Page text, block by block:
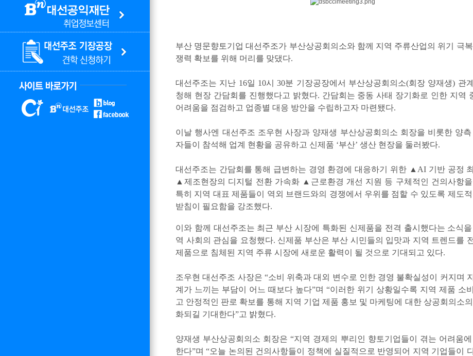
부산 명문향토기업 대선주조가 부산상공회의소와 함께 지역 주류산업의 위기 극
쟁력 확보를 위해 머리를 맞댔다.
대선주조는 지난 16일 10시 30분 기장공장에서 부산상공회의소(회장 양재생) 관
청해 현장 간담회를 진행했다고 밝혔다. 간담회는 중동 사태 장기화로 인한 지역
어려움을 점검하고 업종별 대응 방안을 수립하고자 마련됐다.
이날 행사엔 대선주조 조우현 사장과 양재생 부산상공회의소 회장을 비롯한 양측
자들이 참석해 업계 현황을 공유하고 신제품 ‘부산’ 생산 현장을 둘러봤다.
대선주조는 간담회를 통해 급변하는 경영 환경에 대응하기 위한 ▲AI 기반 공정
▲제조현장의 디지털 전환 가속화 ▲근로환경 개선 지원 등 구체적인 건의사항
특히 지역 대표 제품들이 역외 브랜드와의 경쟁에서 우위를 점할 수 있도록 제도적
받침이 필요함을 강조했다.
이와 함께 대선주조는 최근 부산 시장에 특화된 신제품을 전격 출시했다는 소식을
역 사회의 관심을 요청했다. 신제품 부산은 부산 시민들의 입맛과 지역 트렌드를
제품으로 침체된 지역 주류 시장에 새로운 활력이 될 것으로 기대되고 있다.
조우현 대선주조 사장은 “소비 위축과 대외 변수로 인한 경영 불확실성이 커지며
계가 느끼는 부담이 어느 때보다 높다”며 “이러한 위기 상황일수록 지역 제품 소
고 안정적인 판로 확보를 통해 지역 기업 제품 홍보 및 마케팅에 대한 상공회의소
화되길 기대한다”고 밝혔다.
양재생 부산상공회의소 회장은 “지역 경제의 뿌리인 향토기업들이 겪는 어려움
한다”며 “오늘 논의된 건의사항들이 정책에 실질적으로 반영되어 지역 기업들이